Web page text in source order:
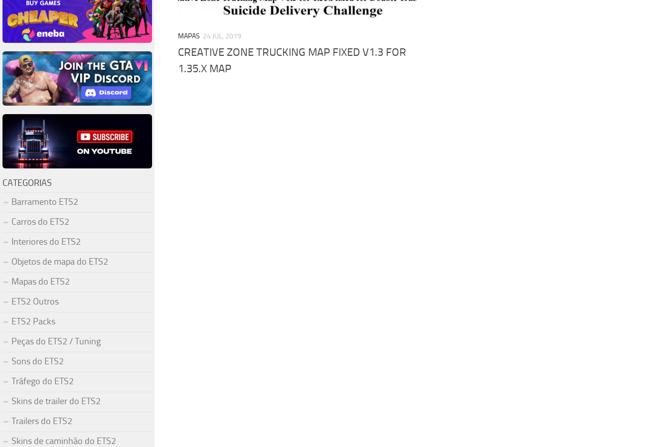
MAPAS 24 JUL, 2019
CREATIVE ZONE TRUCKING MAP FIXED V1.3 FOR
1.35.X MAP
CATEGORIAS
Barramento ETS2
Carros do ETS2
Interiores do ETS2
Objetos de mapa do ETS2
Mapas do ETS2
ETS2 Outros
ETS2 Packs
Peças do ETS2 / Tuning
Sons do ETS2
Tráfego do ETS2
Skins de trailer do ETS2
Trailers do ETS2
Skins de caminhão do ETS2